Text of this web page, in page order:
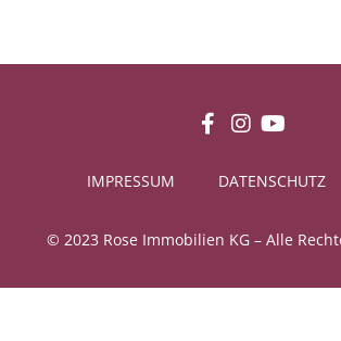
© 2023 Rose Immobilien KG – Alle
IMPRESSUM DATENSCHUTZ